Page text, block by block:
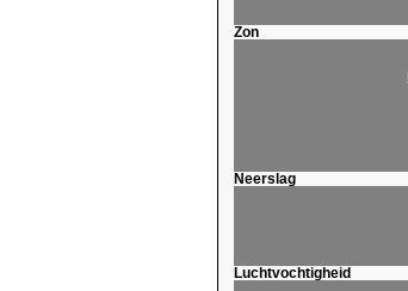
Zon
Neerslag
Luchtvochtigheid